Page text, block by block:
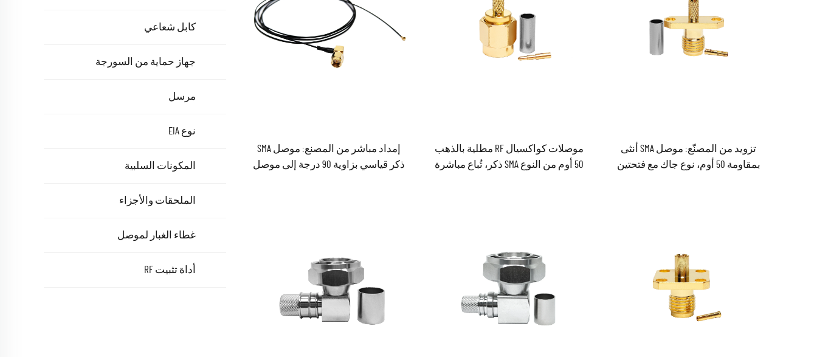
كابل شعاعي
جهاز حماية من السورجة
مرسل
نوع EIA
المكونات السلبية
الملحقات والأجزاء
غطاء الغبار لموصل
أداة تثبيت RF
تزويد من المصنّع: موصل SMA أنثى
بمقاومة 50 أوم، نوع جاك مع فتحتين
موصلات كواكسيال RF مطلية بالذهب
50 أوم من النوع SMA ذكر، تُباع مباشرة
إمداد مباشر من المصنع: موصل SMA
ذكر قياسي بزاوية 90 درجة إلى موصل